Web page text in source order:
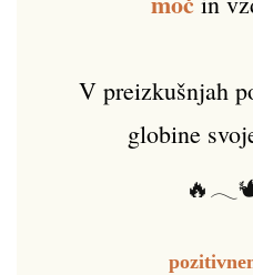
V preizkušnjah
globine